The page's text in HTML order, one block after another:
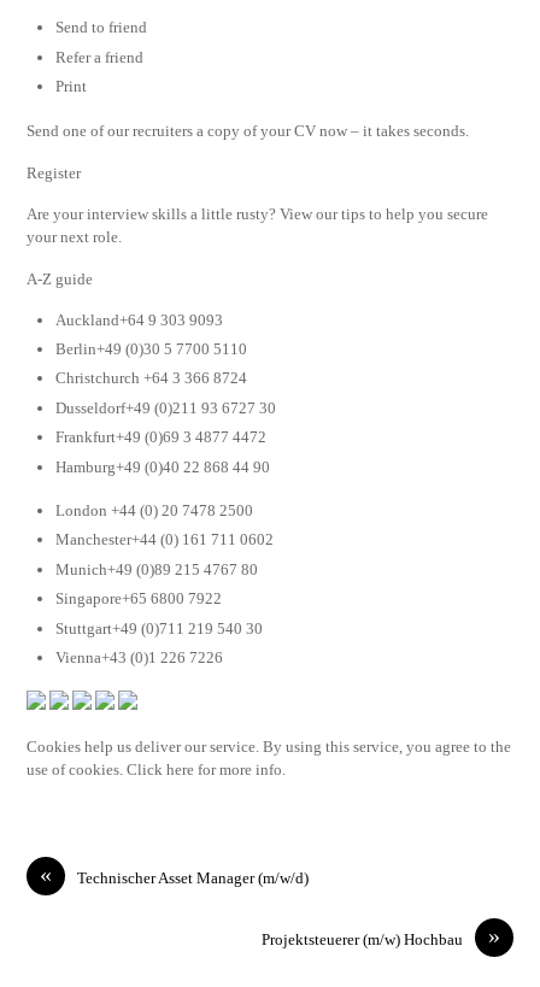
Send to friend
Refer a friend
Print
Send one of our recruiters a copy of your CV now – it takes seconds.
Register
Are your interview skills a little rusty? View our tips to help you secure
your next role.
A-Z guide
Auckland+64 9 303 9093
Berlin+49 (0)30 5 7700 5110
Christchurch +64 3 366 8724
Dusseldorf+49 (0)211 93 6727 30
Frankfurt+49 (0)69 3 4877 4472
Hamburg+49 (0)40 22 868 44 90
London +44 (0) 20 7478 2500
Manchester+44 (0) 161 711 0602
Munich+49 (0)89 215 4767 80
Singapore+65 6800 7922
Stuttgart+49 (0)711 219 540 30
Vienna+43 (0)1 226 7226
Cookies help us deliver our service. By using this service, you agree to the
use of cookies. Click here for more info.
« Technischer Asset Manager (m/w/d)
»
Projektsteuerer (m/w) Hochbau